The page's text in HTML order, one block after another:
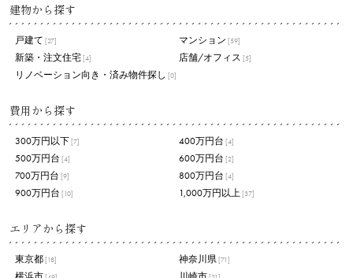
建物から探す
戸建て [27] マンション [59]
新築・注文住宅[4] 店舗/オフィス [5]
リノベーション向き・済み物件探し [0]
費用から探す
300万円以下[7] 400万円台 [4]
500万円台 [4] 600万円台 [2]
700万円台 [9] 800万円台 [4]
900万円台 [10] 1,000万円以上[37]
エリアから探す
東京都[18] 神奈川県[71]